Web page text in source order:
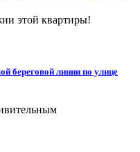
этой квартиры!
береговой линии по улице